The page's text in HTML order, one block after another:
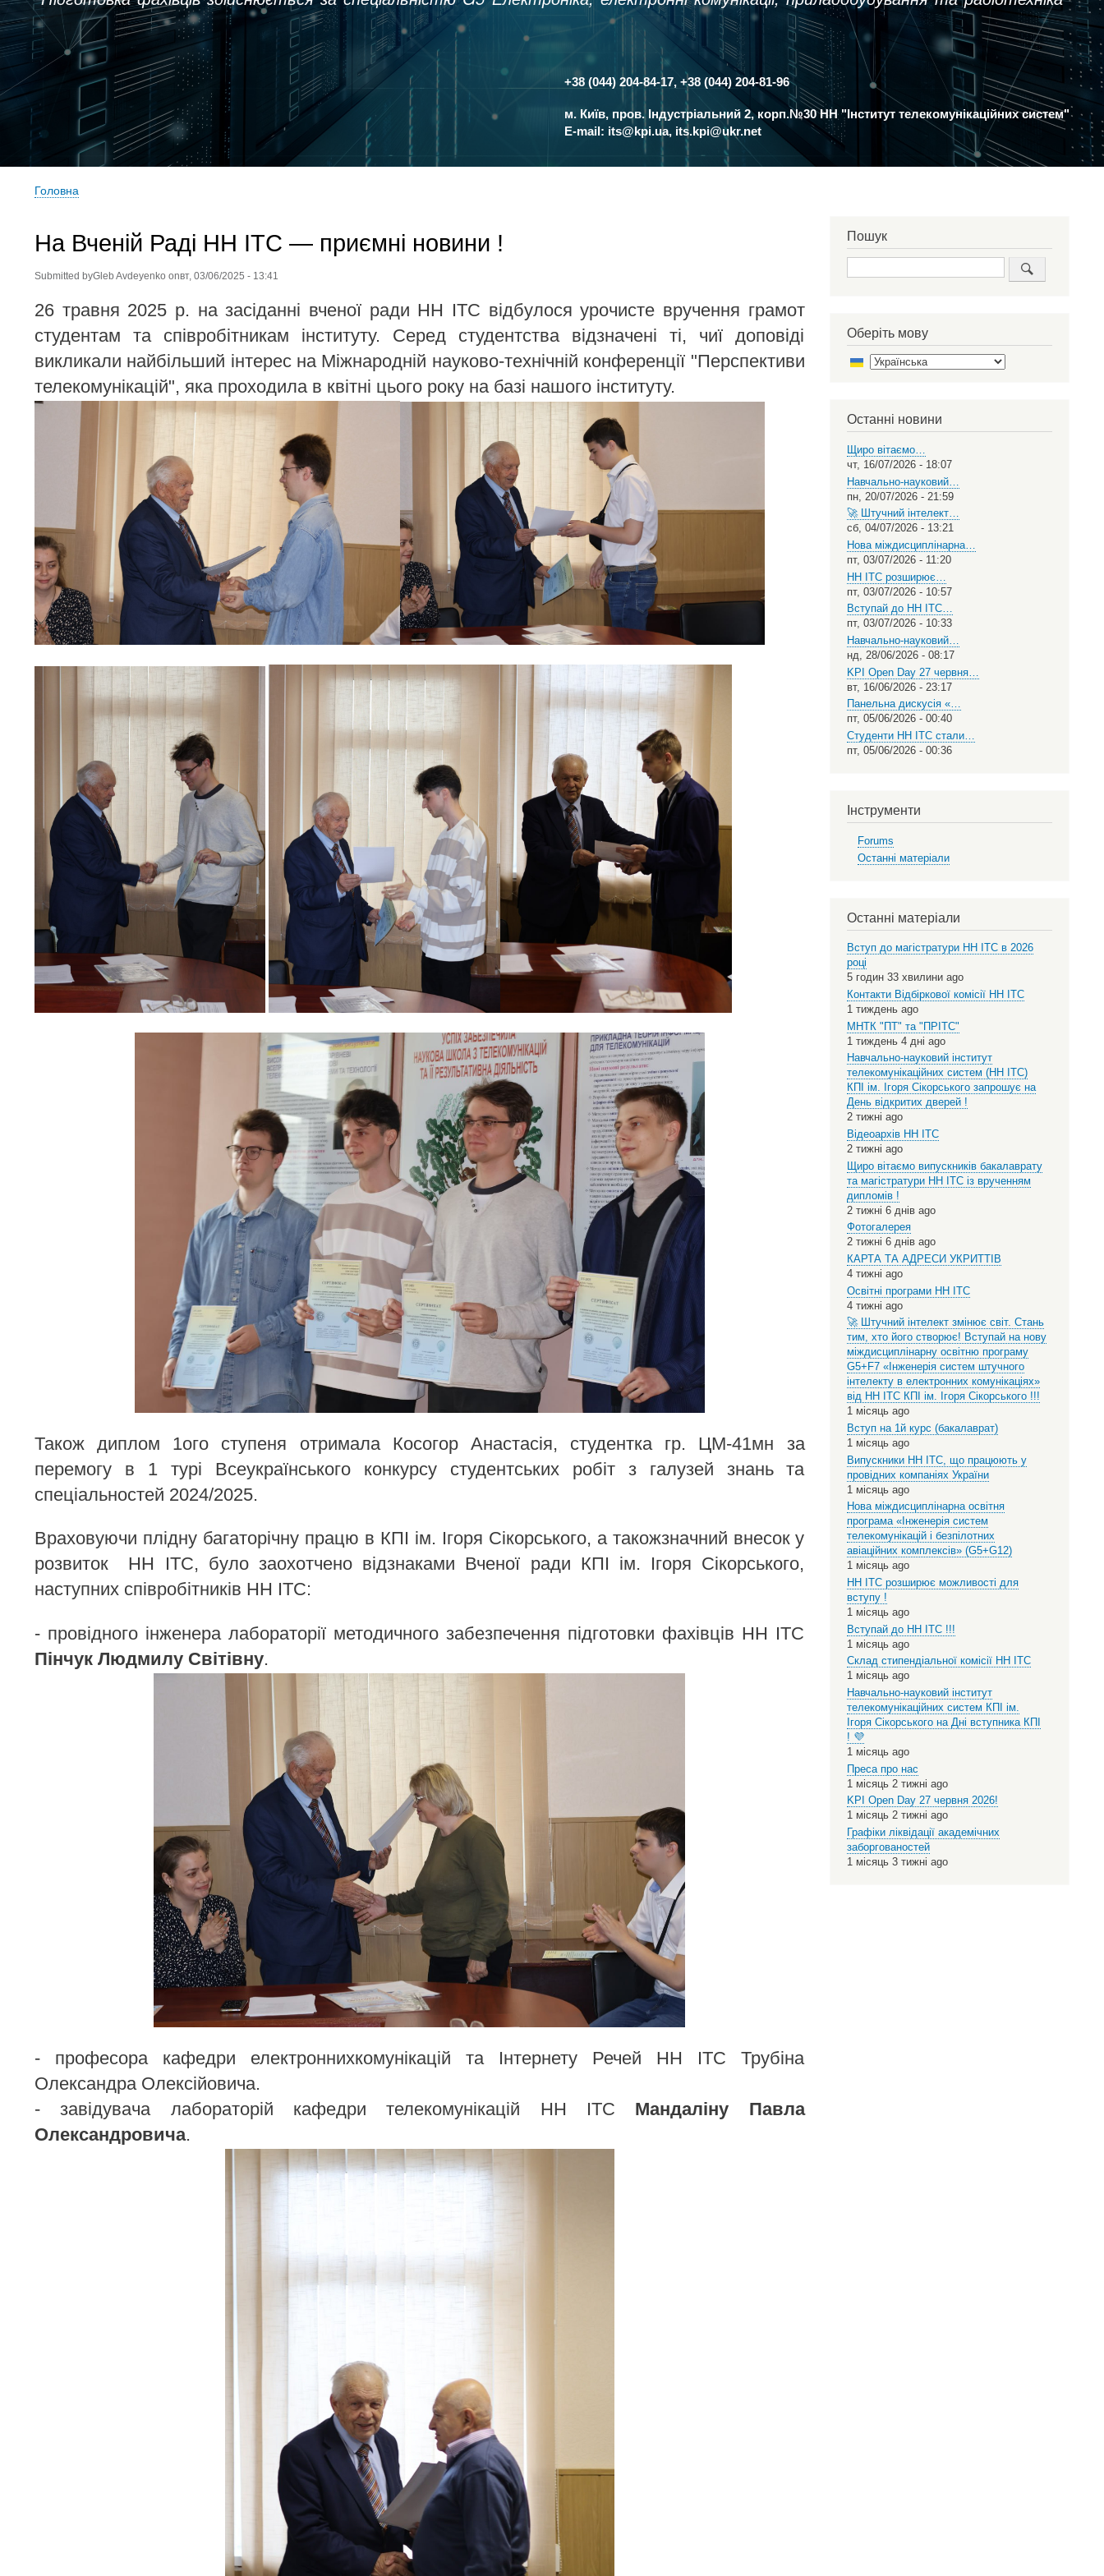
+38 (044) 204-84-17, +38 (044) 204-81-96
м. Київ, пров. Індустріальний 2, корп.№30 НН "Інститут телекомунікаційних систем"
E-mail: its@kpi.ua, its.kpi@ukr.net
Головна
На Вченій Раді НН ІТС — приємні новини !
Submitted byGleb Avdeyenko onвт, 03/06/2025 - 13:41
26 травня 2025 р. на засіданні вченої ради НН ІТС відбулося урочисте вручення грамот
студентам та співробітникам інституту. Серед студентства відзначені ті, чиї доповіді
викликали найбільший інтерес на Міжнародній науково-технічній конференції "Перспективи
телекомунікацій", яка проходила в квітні цього року на базі нашого інституту.
Також диплом 1ого ступеня отримала Косогор Анастасія, студентка гр. ЦМ-41мн за
перемогу в 1 турі Всеукраїнського конкурсу студентських робіт з галузей знань та
спеціальностей 2024/2025.
Враховуючи плідну багаторічну працю в КПІ ім. Ігоря Сікорського, а такожзначний внесок у
розвиток НН ІТС, було заохотчено відзнаками Вченої ради КПІ ім. Ігоря Сікорського,
наступних співробітників НН ІТС:
- провідного інженера лабораторії методичного забезпечення підготовки фахівців НН ІТС
Пінчук Людмилу Світівну.
- професора кафедри електроннихкомунікацій та Інтернету Речей НН ІТС Трубіна
Олександра Олексійовича.
- завідувача лабораторій кафедри телекомунікацій НН ІТС Мандаліну Павла
Олександровича.
Пошук
Оберіть мову
Останні новини
Щиро вітаємо…
чт, 16/07/2026 - 18:07
Навчально-науковий…
пн, 20/07/2026 - 21:59
🚀 Штучний інтелект…
сб, 04/07/2026 - 13:21
Нова міждисциплінарна…
пт, 03/07/2026 - 11:20
НН ІТС розширює…
пт, 03/07/2026 - 10:57
Вступай до НН ІТС…
пт, 03/07/2026 - 10:33
Навчально-науковий…
нд, 28/06/2026 - 08:17
KPI Open Day 27 червня…
вт, 16/06/2026 - 23:17
Панельна дискусія «…
пт, 05/06/2026 - 00:40
Студенти НН ІТС стали…
пт, 05/06/2026 - 00:36
Інструменти
Forums
Останні матеріали
Останні матеріали
Вступ до магістратури НН ІТС в 2026
році
5 годин 33 хвилини ago
Контакти Відбіркової комісії НН ІТС
1 тиждень ago
МНТК "ПТ" та "ПРІТС"
1 тиждень 4 дні ago
Навчально-науковий інститут
телекомунікаційних систем (НН ІТС)
КПІ ім. Ігоря Сікорського запрошує на
День відкритих дверей !
2 тижні ago
Відеоархів НН ІТС
2 тижні ago
Щиро вітаємо випускників бакалаврату
та магістратури НН ІТС із врученням
дипломів !
2 тижні 6 днів ago
Фотогалерея
2 тижні 6 днів ago
КАРТА ТА АДРЕСИ УКРИТТІВ
4 тижні ago
Освітні програми НН ІТС
4 тижні ago
🚀 Штучний інтелект змінює світ. Стань
тим, хто його створює! Вступай на нову
міждисциплінарну освітню програму
G5+F7 «Інженерія систем штучного
інтелекту в електронних комунікаціях»
від НН ІТС КПІ ім. Ігоря Сікорського !!!
1 місяць ago
Вступ на 1й курс (бакалаврат)
1 місяць ago
Випускники НН ІТС, що працюють у
провідних компаніях України
1 місяць ago
Нова міждисциплінарна освітня
програма «Інженерія систем
телекомунікацій і безпілотних
авіаційних комплексів» (G5+G12)
1 місяць ago
НН ІТС розширює можливості для
вступу !
1 місяць ago
Вступай до НН ІТС !!!
1 місяць ago
Склад стипендіальної комісії НН ІТС
1 місяць ago
Навчально-науковий інститут
телекомунікаційних систем КПІ ім.
Ігоря Сікорського на Дні вступника КПІ
! 💜
1 місяць ago
Преса про нас
1 місяць 2 тижні ago
KPI Open Day 27 червня 2026!
1 місяць 2 тижні ago
Графіки ліквідації академічних
заборгованостей
1 місяць 3 тижні ago